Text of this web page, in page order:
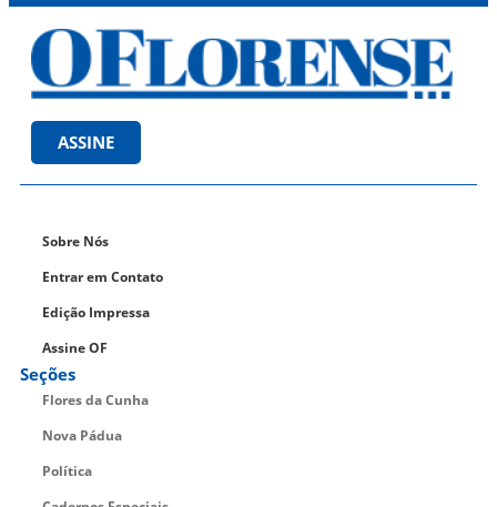
ASSINE
Sobre Nós
Entrar em Contato
Edição Impressa
Assine OF
Seções
Flores da Cunha
Nova Pádua
Política